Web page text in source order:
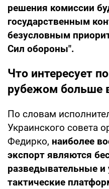
решения комиссии
государственным
безусловным
Сил обороны".
Что интересует
рубежом больше
По словам
Украинского совета
Федирко, наиболее
экспорт являются
разведывательные
тактические